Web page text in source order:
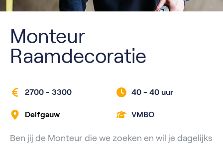
Monteur
Raamdecoratie
2700 - 3300 40 - 40 uur
Delfgauw VMBO
Ben jij de Monteur die we zoeken en wil je dagelijks